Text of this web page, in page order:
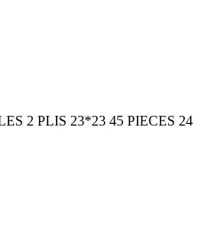
2 PLIS 23*23 45 PIECES 24